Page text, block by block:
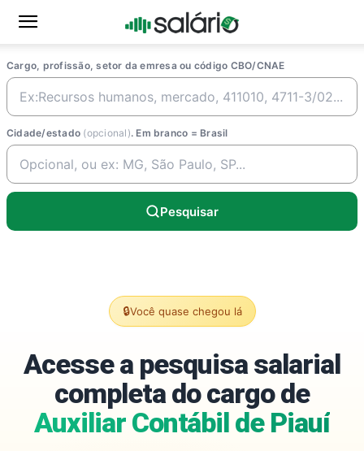
Cargo, profissão, setor da emresa ou código CBO/CNAE
Cidade/estado (opcional). Em branco = Brasil
Pesquisar
🔒Você quase chegou lá
Acesse a pesquisa salarial
completa do cargo de
Auxiliar Contábil de Piauí